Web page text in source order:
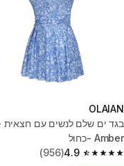
OLAIAN
Amber -כחול
4.9
4.9 out of 5 stars from 956 reviews
(956)